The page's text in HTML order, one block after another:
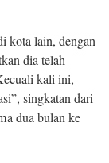
kota lain, dengan
dia telah
kali ini,
singkatan dari
dua bulan ke